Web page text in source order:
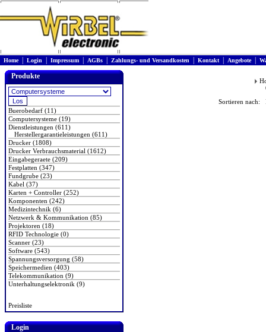
Home| Login Impressum AGBs Zahlungs- und Versandkosten Kontakt| Angebote|
Produkte
Buerobedarf (11)
Computersysteme (19)
Dienstleistungen (611)
Herstellergarantieleistungen (611)
Drucker (1808)
Drucker Verbrauchsmaterial (1612)
Eingabegeraete (209)
Festplatten (347)
Fundgrube (23)
Kabel (37)
Karten + Controller (252)
Komponenten (242)
Medizintechnik (6)
Netzwerk & Kommunikation (85)
Projektoren (18)
RFID Technologie (0)
Scanner (23)
Software (543)
Spannungsversorgung (58)
Speichermedien (403)
Telekommunikation (9)
Unterhaltungselektronik (9)
Preisliste
Login
Sortieren nach: